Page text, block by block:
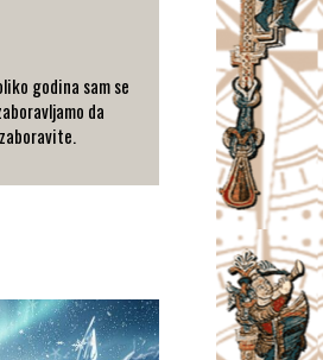
godina sam se
da